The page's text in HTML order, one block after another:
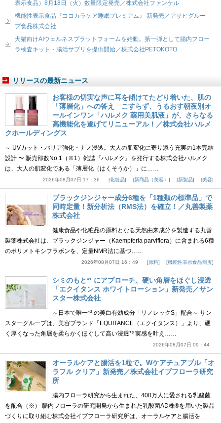
表示食品）8月18日（火）数量限定発売／株式会社ファンケル
機能性表示食品『ココカラケア睡眠プレミアム』 新発売／アサヒグルー
プ食品株式会社
犬猫向けAIウェルネスプラットフォームを始動。第一弾として腸内フロー
ラ検査キット・腸活サプリを提供開始／株式会社PETOKOTO
リリースの最新ニュース
お客様の切実な声に耳を傾けてたどり着いた、肌の
「薄層化」への答え こすらず、うるおす朝夜別オ
ールインワン「ハルメク 薬用美肌液」が、さらなる
高機能化を遂げてリニューアル！／株式会社ハルメ
クホールディングス
～ UVカット・バリア強化・ナノ浸透。大人の肌変化に寄り添う充実の1本完結
設計 〜 販売部数No.1（※1）雑誌『ハルメク』を発行する株式会社ハルメク
は、大人の肌変化である「薄層化（はくそうか）」に……
2026年08月07日 17：36 化粧品 新商品（美容） 新製品 美容
ブラックジンジャー成分6種を「1種類の標準品」で
同時定量！新分析法（RMS法）を確立！／丸善製薬
株式会社
健康食品や化粧品の原料となる天然由来成分を製造する丸善
製薬株式会社は、ブラックジンジャー（Kaempferia parviflora）に含まれる6種
のポリメトキシフラボンを、定量NMR法に基づ……
2026年08月07日 16：49 原料 機能性表示食品制度
シミのもと*¹ にアプローチ、硬い角層をほぐし浸透
「エクイタンス ホワイトローション」新発売／サン
スター株式会社
～日本で唯一*² の美白有効成分「リノレックS」配合～ サン
スターグループは、美容ブランド「EQUITANCE（エクイタンス）」より、硬
く厚くなった角層を柔らかくほぐして高い浸透*³ 実感を叶え……
2026年08月07日 09：44
オーラルケアと腸活を1粒で。Wケアチュアブル「オ
ラフル クリア」新発売／株式会社イブフローラ研究
所
腸内フローラ研究から生まれた、400万人に愛される乳酸菌
を配合（※） 腸内フローラの研究開発から生まれた乳酸菌AD株®を用いた製品
づくりに取り組む株式会社イブフローラ研究所は、オーラルケアと腸活を